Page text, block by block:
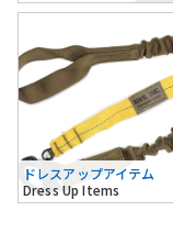
ドレスアップアイテム
Dress Up Items